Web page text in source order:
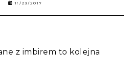
11/23/2017
z imbirem to kolejna